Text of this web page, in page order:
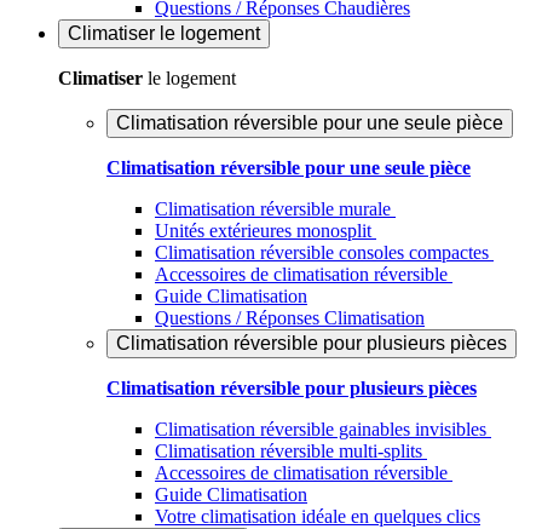
Questions / Réponses Chaudières
Climatiser le logement
Climatiser le logement
Climatisation réversible pour une seule pièce
Climatisation réversible pour une seule pièce
Climatisation réversible murale
Unités extérieures monosplit
Climatisation réversible consoles compactes
Accessoires de climatisation réversible
Guide Climatisation
Questions / Réponses Climatisation
Climatisation réversible pour plusieurs pièces
Climatisation réversible pour plusieurs pièces
Climatisation réversible gainables invisibles
Climatisation réversible multi-splits
Accessoires de climatisation réversible
Guide Climatisation
Votre climatisation idéale en quelques clics